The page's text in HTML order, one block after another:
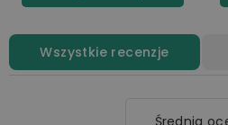
Wszystkie recenzje
Średnia